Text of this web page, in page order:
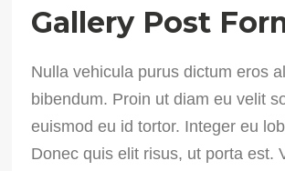
Gallery Post
Nulla vehicula purus dictum eros
bibendum. Proin ut diam eu velit
euismod eu id tortor. Integer eu
Donec quis elit risus, ut porta est.